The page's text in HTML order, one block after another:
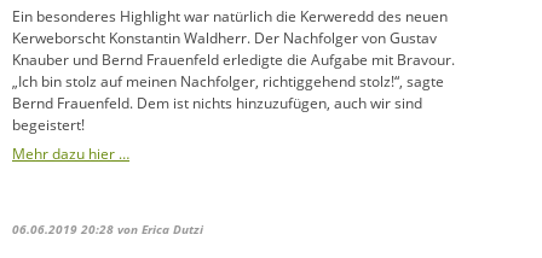
Ein besonderes Highlight war natürlich die Kerweredd des neuen
Kerweborscht Konstantin Waldherr. Der Nachfolger von Gustav
Knauber und Bernd Frauenfeld erledigte die Aufgabe mit Bravour.
„Ich bin stolz auf meinen Nachfolger, richtiggehend stolz!“, sagte
Bernd Frauenfeld. Dem ist nichts hinzuzufügen, auch wir sind
begeistert!
Mehr dazu hier …
06.06.2019 20:28 von Erica Dutzi